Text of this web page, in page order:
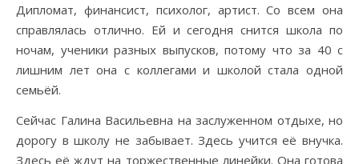
Дипломат, финансист, психолог, артист. Со всем она
справлялась отлично. Ей и сегодня снится школа по
ночам, ученики разных выпусков, потому что за 40 с
лишним лет она с коллегами и школой стала одной
семьёй.
Сейчас Галина Васильевна на заслуженном отдыхе, но
дорогу в школу не забывает. Здесь учится её внучка.
Здесь её ждут на торжественные линейки. Она готова